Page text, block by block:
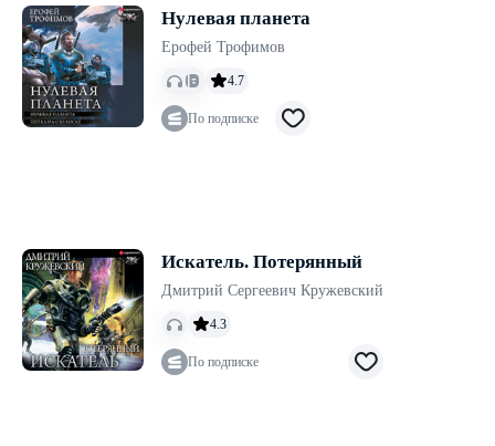
Нулевая планета
Ерофей Трофимов
4.7
По подписке
Искатель. Потерянный
Дмитрий Сергеевич Кружевский
4.3
По подписке